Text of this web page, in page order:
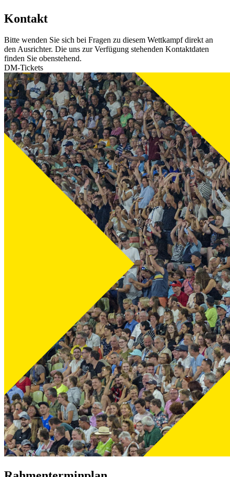
Kontakt
Bitte wenden Sie sich bei Fragen zu diesem Wettkampf direkt an
den Ausrichter. Die uns zur Verfügung stehenden Kontaktdaten
finden Sie obenstehend.
DM-Tickets